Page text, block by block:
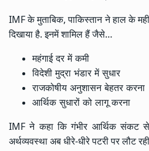
IMF के मुताबिक, पाकिस्तान ने हाल के
दिखाया है. इनमें शामिल हैं जैसे…
महंगाई दर में कमी
विदेशी मुद्रा भंडार में सुधार
राजकोषीय अनुशासन बेहतर करना
आर्थिक सुधारों को लागू करना
IMF ने कहा कि गंभीर आर्थिक संकट
अर्थव्यवस्था अब धीरे-धीरे पटरी पर लौट